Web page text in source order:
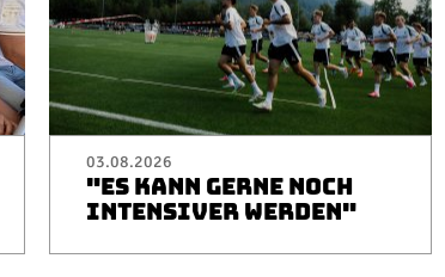
03.08.2026
"ES KANN GERNE NOCH
INTENSIVER WERDEN"